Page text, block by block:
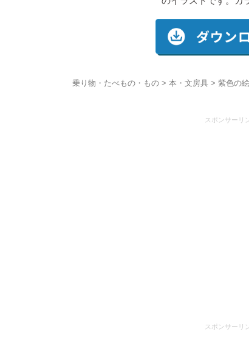
乗り物・たべもの・もの> 本・文房具> 紫色の
スポンサーリ
スポンサーリ